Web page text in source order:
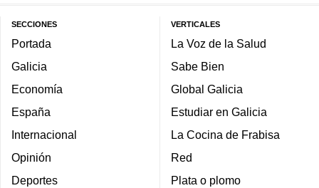
SECCIONES
Portada
Galicia
Economía
España
Internacional
Opinión
Deportes
VERTICALES
La Voz de la Salud
Sabe Bien
Global Galicia
Estudiar en Galicia
La Cocina de Frabisa
Red
Plata o plomo